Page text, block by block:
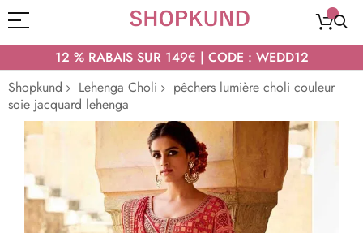
12 % RABAIS SUR 149€ | CODE : WEDD12
Shopkund
Lehenga Choli
pêchers lumière choli couleur
soie jacquard lehenga
Passer
à
de
la
galerie
d’images